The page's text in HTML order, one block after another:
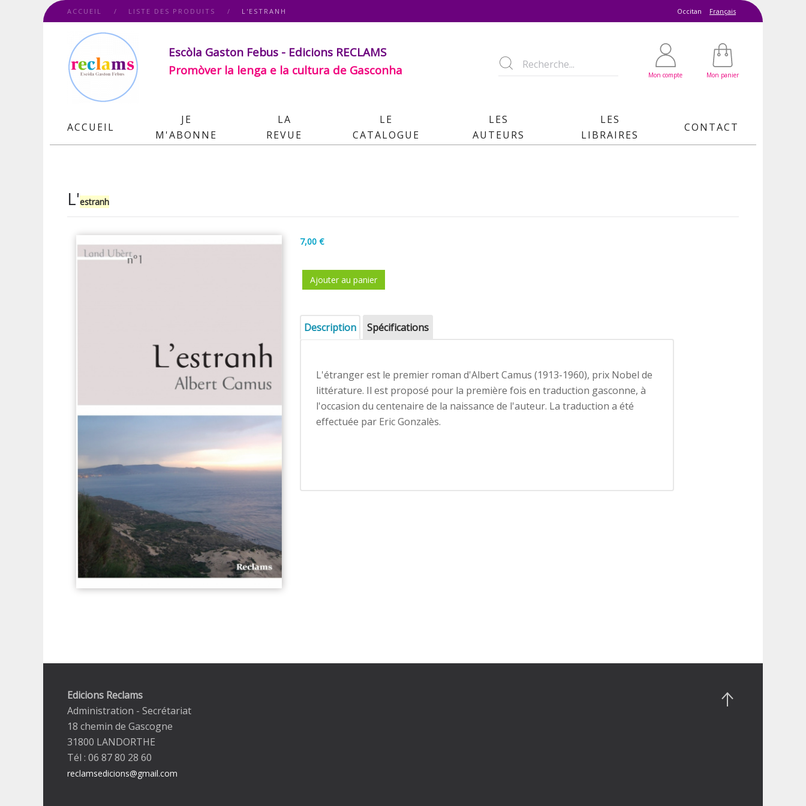
ACCUEIL LISTE DES PRODUITS L'ESTRANH Occitan Français
Escòla Gaston Febus - Edicions RECLAMS
Promòver la lenga e la cultura de Gasconha
Mon compte Mon panier
ACCUEIL
JE
M'ABONNE
LA
REVUE
LE
CATALOGUE
LES
AUTEURS
LES
LIBRAIRES
CONTACT
L'estranh
7,00 €
Ajouter au panier
Description Spécifications
L'étranger est le premier roman d'Albert Camus (1913-1960), prix Nobel de
littérature. Il est proposé pour la première fois en traduction gasconne, à
l'occasion du centenaire de la naissance de l'auteur. La traduction a été
effectuée par Eric Gonzalès.
Edicions Reclams
Administration - Secrétariat
18 chemin de Gascogne
31800 LANDORTHE
Tél : 06 87 80 28 60
reclamsedicions@gmail.com